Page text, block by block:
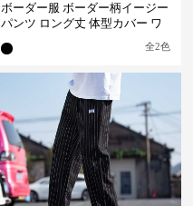
ボーダー服 ボーダー柄イージー
パンツ ロング丈 体型カバー ワ
全2色